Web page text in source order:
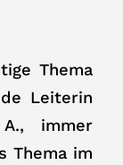
Thema
Leiterin
immer
Thema im